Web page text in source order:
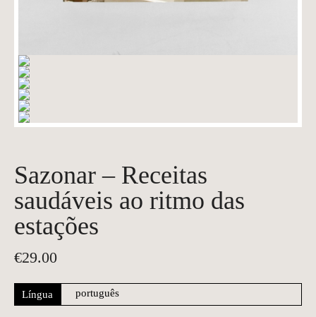
Sazonar – Receitas
saudáveis ao ritmo das
estações
€29.00
Língua